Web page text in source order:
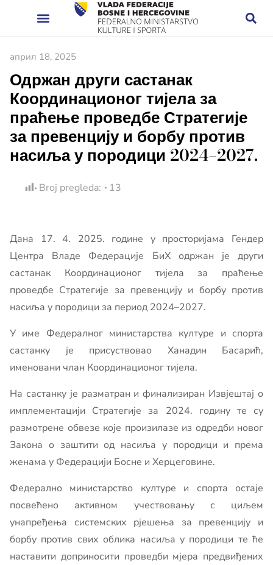
април 18, 2025
Одржан други састанак
Координационог тијела за
праћење проведбе Стратегије
за превенцију и борбу против
насиља у породици 2024–2027.
Broj pregleda: 13
Дана 17. 4. 2025. године у просторијама Гендер
Центра Владе Федерације БиХ одржан је други
састанак Координационог тијела за праћење
проведбе Стратегије за превенцију и борбу против
насиља у породици за период 2024–2027.
У име Федералног министарства културе и спорта
састанку је присуствовао Ханадин Басарић,
именовани члан Координационог тијела.
На састанку је разматран и финализиран Извјештај о
имплементацији Стратегије за 2024. годину те су
размотрене обвезе које произилазе из одредби новог
Закона о заштити од насиља у породици и према
женама у Федерацији Босне и Херцеговине.
Федерално министарство културе и спорта остаје
посвећено активном учествовању с циљем
унапређења системских рјешења за превенцију и
борбу против свих облика насиља у породици те ће
наставити доприносити проведби мјера предвиђених